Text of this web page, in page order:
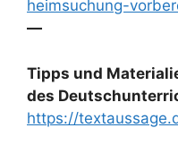
heimsuchung-
—
Tipps und
des
https://